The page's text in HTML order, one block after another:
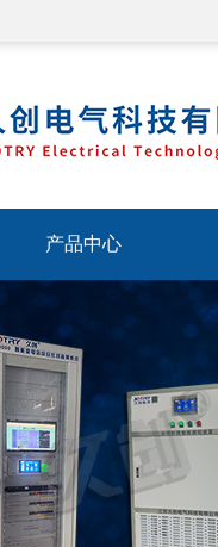
产品中心